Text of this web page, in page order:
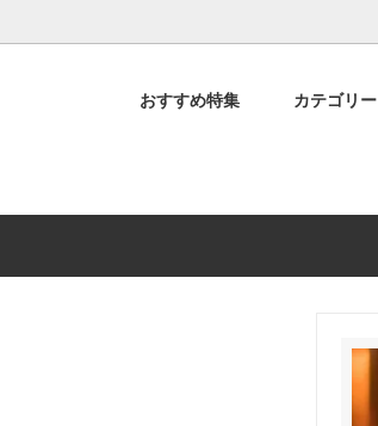
おすすめ特集 カテゴリー
#なぞときモルト 【期間限定】